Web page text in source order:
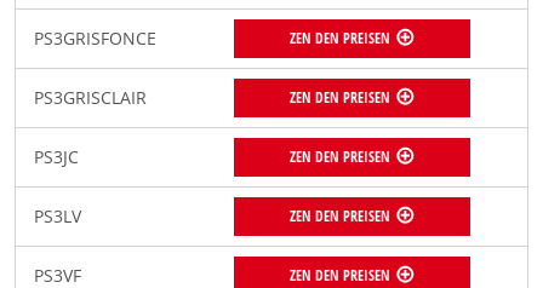
PS3GRISFONCE ZEN DEN PREISEN
PS3GRISCLAIR ZEN DEN PREISEN
PS3JC ZEN DEN PREISEN
PS3LV ZEN DEN PREISEN
PS3VF ZEN DEN PREISEN